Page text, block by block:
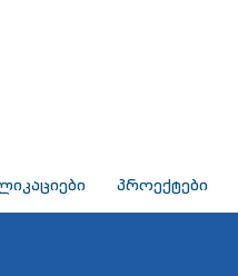
პროექტები